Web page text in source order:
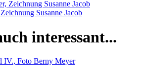
Susanne Jacob
interessant...